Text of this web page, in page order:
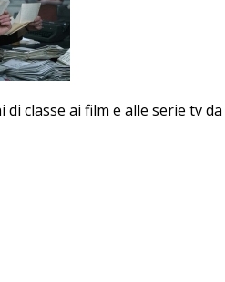
classe ai film e alle serie tv